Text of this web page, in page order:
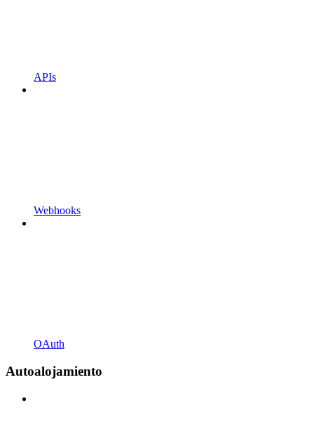
APIs
Webhooks
OAuth
Autoalojamiento